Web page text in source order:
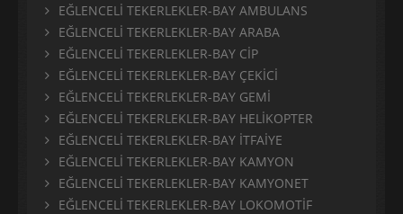
EĞLENCELİ TEKERLEKLER-BAY AMBULANS
EĞLENCELİ TEKERLEKLER-BAY ARABA
EĞLENCELİ TEKERLEKLER-BAY CİP
EĞLENCELİ TEKERLEKLER-BAY ÇEKİCİ
EĞLENCELİ TEKERLEKLER-BAY GEMİ
EĞLENCELİ TEKERLEKLER-BAY HELİKOPTER
EĞLENCELİ TEKERLEKLER-BAY İTFAİYE
EĞLENCELİ TEKERLEKLER-BAY KAMYON
EĞLENCELİ TEKERLEKLER-BAY KAMYONET
EĞLENCELİ TEKERLEKLER-BAY LOKOMOTİF